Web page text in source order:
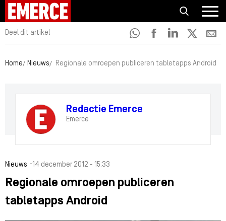
Deel dit artikel
Home Nieuws Regionale omroepen publiceren tabletapps Android
Redactie Emerce
Emerce
Nieuws -14 december 2012 - 15:33
Regionale omroepen publiceren
tabletapps Android